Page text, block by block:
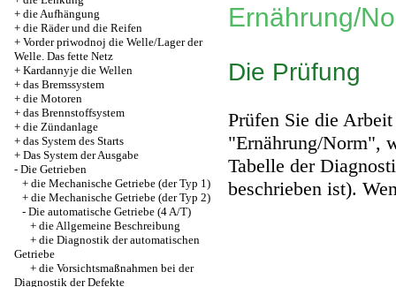
+ die Aufhängung
+ die Räder und die Reifen
+ Vorder priwodnoj die Welle/Lager der
Welle. Das fette Netz
+ Kardannyje die Wellen
+ das Bremssystem
+ die Motoren
+ das Brennstoffsystem
+ die Zündanlage
+ das System des Starts
+ Das System der Ausgabe
- Die Getrieben
+ die Mechanische Getriebe (der Typ 1)
+ die Mechanische Getriebe (der Typ 2)
- Die automatische Getriebe (4 A/T)
+ die Allgemeine Beschreibung
+ die Diagnostik der automatischen
Getriebe
+ die Vorsichtsmaßnahmen bei der
Diagnostik der Defekte
Ernährung/
Die Prüfung
Prüfen Sie die
"Ernährung/Norm",
Tabelle der
beschrieben ist).